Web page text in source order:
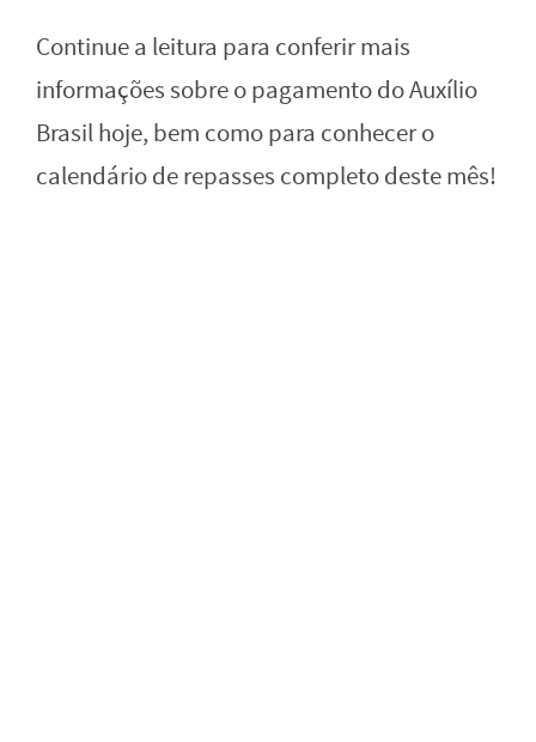
Continue a leitura para conferir mais
informações sobre o pagamento do Auxílio
Brasil hoje, bem como para conhecer o
calendário de repasses completo deste mês!